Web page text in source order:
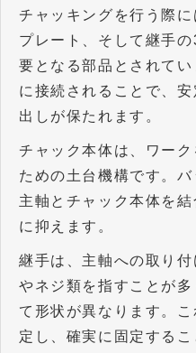
チャッキングを行う際
プレート、そして継手の
要となる部品とされて
に接続されることで、
出しが保たれます。
チャック本体は、ワー
ための土台機構です。
主軸とチャック本体を
に抑えます。
継手は、主軸への取り
やネジ類を指すことが
て形状が異なります。こ
定し、確実に固定する